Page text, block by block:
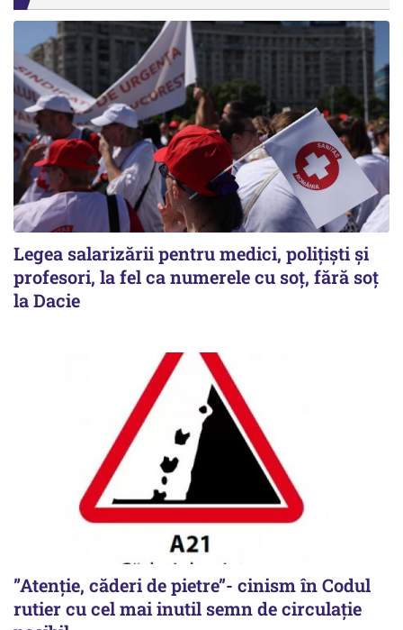
Legea salarizării pentru medici, polițiști și
profesori, la fel ca numerele cu soț, fără soț
la Dacie
”Atenție, căderi de pietre”- cinism în Codul
rutier cu cel mai inutil semn de circulație